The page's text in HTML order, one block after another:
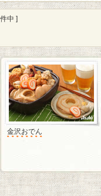
中 ]
金沢おでん